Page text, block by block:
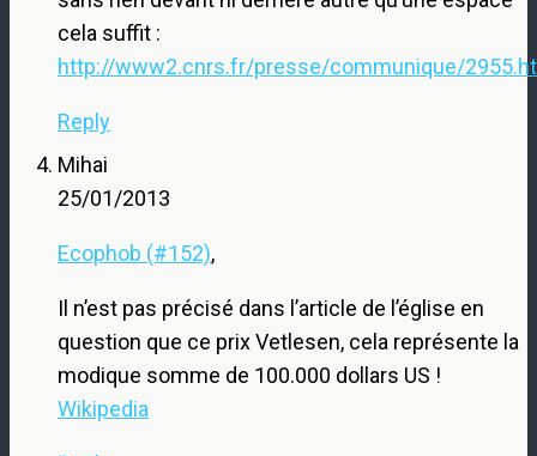
cela suffit :
http://www2.cnrs.fr/presse/communique/
Reply
Mihai
25/01/2013
Ecophob (#152),
Il n’est pas précisé dans l’article de l’église en
question que ce prix Vetlesen, cela représente la
modique somme de 100.000 dollars US !
Wikipedia